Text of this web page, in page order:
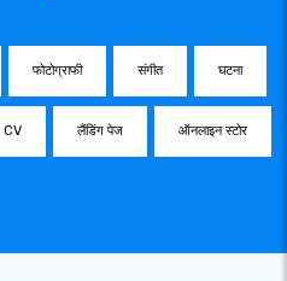
फोटोग्राफी संगीत घटना
CV लैंडिंग पेज ऑनलाइन स्टोर